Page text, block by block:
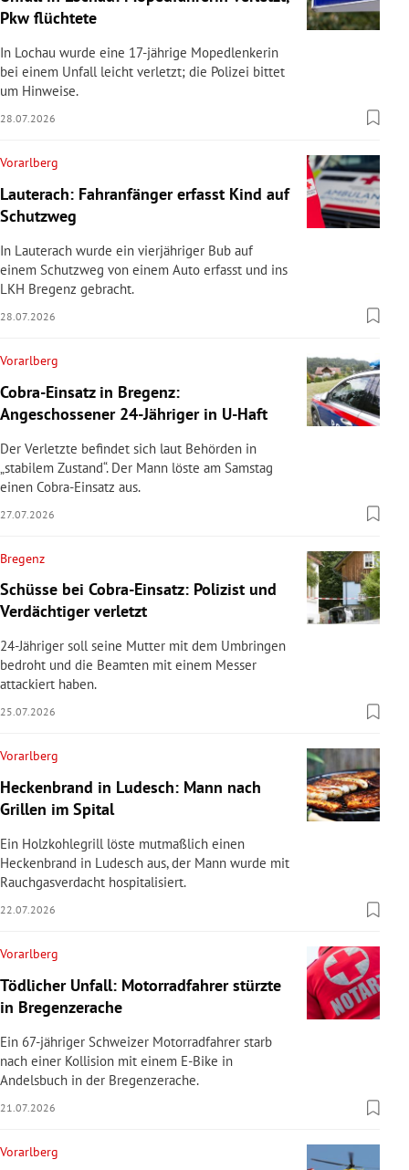
Pkw flüchtete
In Lochau wurde eine 17-jährige Mopedlenkerin
bei einem Unfall leicht verletzt; die Polizei bittet
um Hinweise.
28.07.2026
Vorarlberg
Lauterach: Fahranfänger erfasst Kind auf
Schutzweg
In Lauterach wurde ein vierjähriger Bub auf
einem Schutzweg von einem Auto erfasst und ins
LKH Bregenz gebracht.
28.07.2026
Vorarlberg
Cobra-Einsatz in Bregenz:
Angeschossener 24-Jähriger in U-Haft
Der Verletzte befindet sich laut Behörden in
„stabilem Zustand“. Der Mann löste am Samstag
einen Cobra-Einsatz aus.
27.07.2026
Bregenz
Schüsse bei Cobra-Einsatz: Polizist und
Verdächtiger verletzt
24-Jähriger soll seine Mutter mit dem Umbringen
bedroht und die Beamten mit einem Messer
attackiert haben.
25.07.2026
Vorarlberg
Heckenbrand in Ludesch: Mann nach
Grillen im Spital
Ein Holzkohlegrill löste mutmaßlich einen
Heckenbrand in Ludesch aus, der Mann wurde mit
Rauchgasverdacht hospitalisiert.
22.07.2026
Vorarlberg
Tödlicher Unfall: Motorradfahrer stürzte
in Bregenzerache
Ein 67-jähriger Schweizer Motorradfahrer starb
nach einer Kollision mit einem E-Bike in
Andelsbuch in der Bregenzerache.
21.07.2026
Vorarlberg